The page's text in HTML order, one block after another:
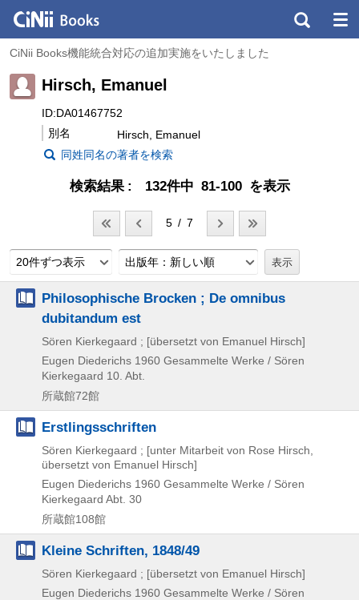
CiNii Books機能統合対応の追加実施をいたしました
Hirsch, Emanuel
ID:DA01467752
別名
Hirsch, Emanuel
同姓同名の著者を検索
検索結果 132件中 81-100 を表示
5 / 7
20件ずつ表示 出版年：新しい順
Philosophische Brocken ; De omnibus
dubitandum est
Sören Kierkegaard ; [übersetzt von Emanuel Hirsch]
Eugen Diederichs 1960 Gesammelte Werke / Sören
Kierkegaard 10. Abt.
所蔵館72館
Erstlingsschriften
Sören Kierkegaard ; [unter Mitarbeit von Rose Hirsch,
übersetzt von Emanuel Hirsch]
Eugen Diederichs 1960 Gesammelte Werke / Sören
Kierkegaard Abt. 30
所蔵館108館
Kleine Schriften, 1848/49
Sören Kierkegaard ; [übersetzt von Emanuel Hirsch]
Eugen Diederichs 1960 Gesammelte Werke / Sören